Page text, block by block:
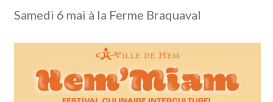
Samedi 6 mai à la Ferme Braquaval